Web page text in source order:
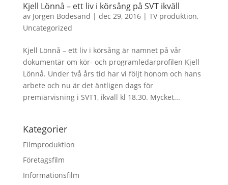
Kjell Lönnå – ett liv i körsång på SVT ikväll
av Jörgen Bodesand | dec 29, 2016| TV produktion,
Uncategorized
Kjell Lönnå – ett liv i körsång är namnet på vår
dokumentär om kör- och programledarprofilen Kjell
Lönnå. Under två års tid har vi följt honom och hans
arbete och nu är det äntligen dags för
premiärvisning i SVT1, ikväll kl 18.30. Mycket...
Kategorier
Filmproduktion
Företagsfilm
Informationsfilm